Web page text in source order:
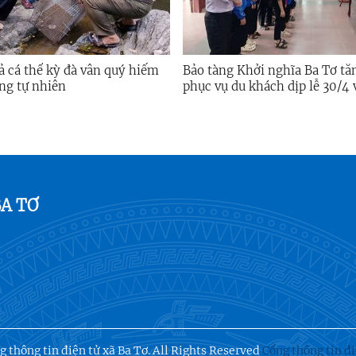
cá thể kỳ đà vân quý hiếm
tự nhiên
Bảo tàng Khởi nghĩa Ba Tơ
phục vụ du khách dịp lễ 30/4
TƠ
thông tin điện tử xã Ba Tơ. All Rights ReservedCổng thông tin